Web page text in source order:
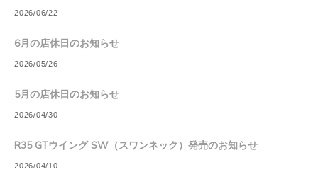
2026/06/22
6月の店休日のお知らせ
2026/05/26
5月の店休日のお知らせ
2026/04/30
R35 GTウイング SW（スワンネック）発売のお知らせ
2026/04/10